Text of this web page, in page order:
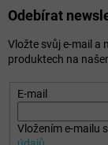
Odebírat
Vložte svůj e-mail a
produktech na
E-mail
Vložením e-mailu